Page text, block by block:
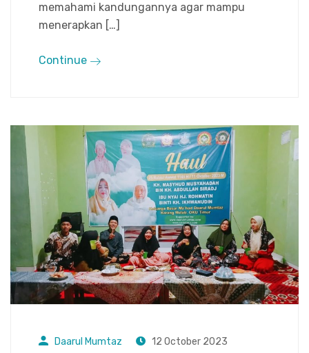
memahami kandungannya agar mampu
menerapkan […]
Continue
Daarul Mumtaz
12 October 2023